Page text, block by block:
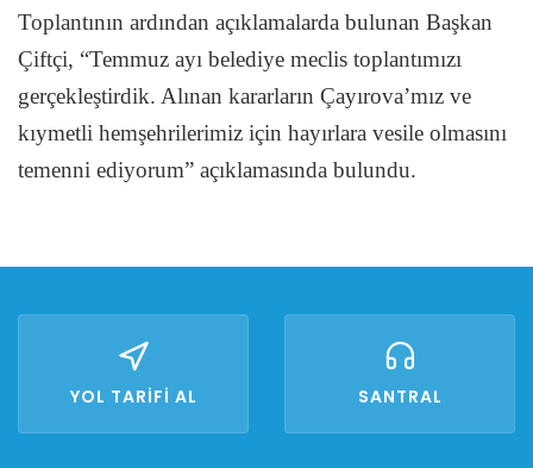
Toplantının ardından açıklamalarda bulunan Başkan
Çiftçi, “Temmuz ayı belediye meclis toplantımızı
gerçekleştirdik. Alınan kararların Çayırova’mız ve
kıymetli hemşehrilerimiz için hayırlara vesile olmasını
temenni ediyorum” açıklamasında bulundu.
YOL TARİFİ AL SANTRAL